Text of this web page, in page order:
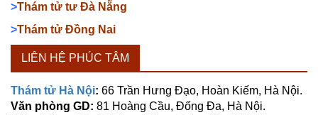
>Thám tử tư Đà Nẵng
>Thám tử Đồng Nai
LIÊN HỆ PHÚC TÂM
Thám tử Hà Nội: 66 Trần Hưng Đạo, Hoàn Kiếm, Hà Nội.
Văn phòng GD: 81 Hoàng Cầu, Đống Đa, Hà Nội.